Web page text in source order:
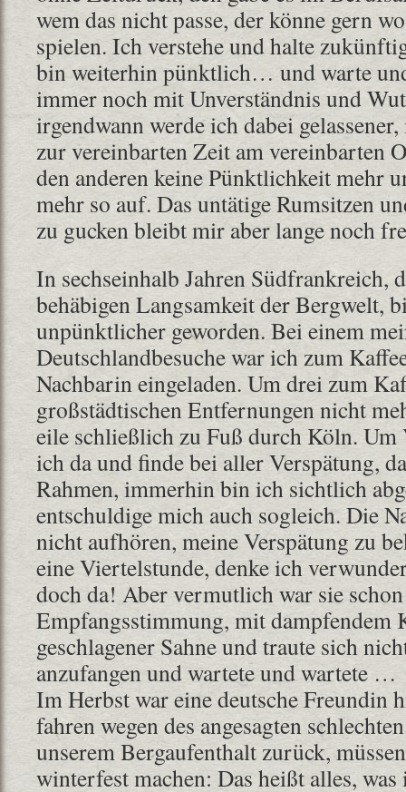
wem das nicht passe, der könne gern
spielen. Ich verstehe und halte
bin weiterhin pünktlich… und warte
immer noch mit Unverständnis und
irgendwann werde ich dabei
zur vereinbarten Zeit am vereinbarten
den anderen keine Pünktlichkeit mehr
mehr so auf. Das untätige Rumsitzen
zu gucken bleibt mir aber lange noch
In sechseinhalb Jahren Südfrankreich,
behäbigen Langsamkeit der Bergwelt,
unpünktlicher geworden. Bei einem
Deutschlandbesuche war ich zum
Nachbarin eingeladen. Um drei zum
großstädtischen Entfernungen nicht
eile schließlich zu Fuß durch Köln.
ich da und finde bei aller Verspätung,
Rahmen, immerhin bin ich sichtlich
entschuldige mich auch sogleich. Die
nicht aufhören, meine Verspätung zu
eine Viertelstunde, denke ich
doch da! Aber vermutlich war sie
Empfangsstimmung, mit dampfendem
geschlagener Sahne und traute sich
anzufangen und wartete und wartete …
Im Herbst war eine deutsche Freundin
fahren wegen des angesagten
unserem Bergaufenthalt zurück,
winterfest machen: Das heißt alles,